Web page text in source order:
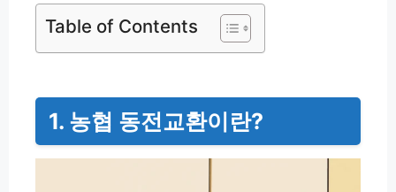
Table of Contents
1. 농협 동전교환이란?